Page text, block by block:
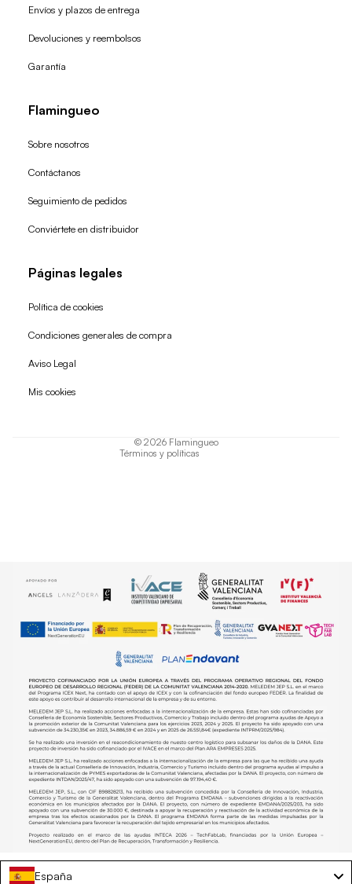
Envíos y plazos de entrega
Devoluciones y reembolsos
Garantía
Flamingueo
Sobre nosotros
Contáctanos
Seguimiento de pedidos
Conviértete en distribuidor
Páginas legales
Política de cookies
Condiciones generales de compra
Aviso Legal
Mis cookies
© 2026 Flamingueo
Términos y políticas
España